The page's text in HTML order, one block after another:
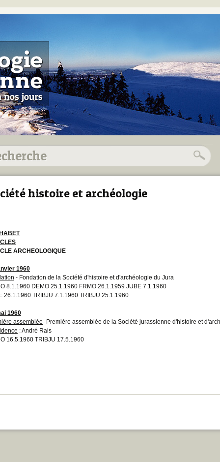
histoire et archéologie
ARCHEOLOGIQUE
1960
- Fondation de la Société d'histoire et d'archéologie du Jura
8.1.1960 DEMO 25.1.1960 FRMO 26.1.1959 JUBE 7.1.1960
26.1.1960 TRIBJU 7.1.1960 TRIBJU 25.1.1960
1960
assemblée- Première assemblée de la Société jurassienne d'histoire et
: André Rais
16.5.1960 TRIBJU 17.5.1960